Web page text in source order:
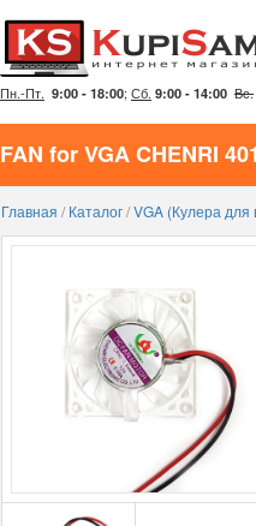
Пн.-Пт. 9:00 - 18:00; Сб. 9:00 - 14:00 Вс.
Главная /Каталог/VGA (Кулера для
FAN for VGA CHENRI